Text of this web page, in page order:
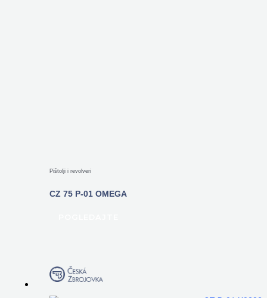
Pištolji i revolveri
CZ 75 P-01 OMEGA